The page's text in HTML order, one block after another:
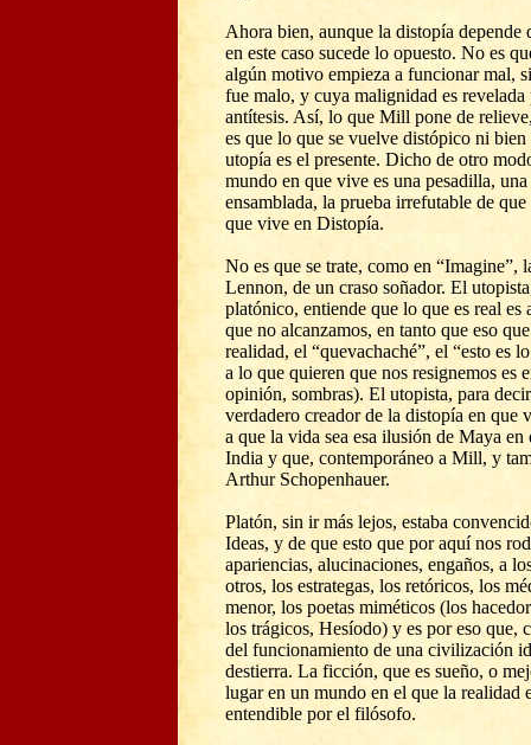
Ahora bien, aunque la distopía depende
en este caso sucede lo opuesto. No es
algún motivo empieza a funcionar mal,
fue malo, y cuya malignidad es
antítesis. Así, lo que Mill pone de
es que lo que se vuelve distópico ni bien
utopía es el presente. Dicho de otro
mundo en que vive es una pesadilla,
ensamblada, la prueba irrefutable de
que vive en Distopía.
No es que se trate, como en “Imagine”,
Lennon, de un craso soñador. El
platónico, entiende que lo que es real
que no alcanzamos, en tanto que eso
realidad, el “quevachaché”, el “esto es
a lo que quieren que nos resignemos
opinión, sombras). El utopista, para
verdadero creador de la distopía en que
a que la vida sea esa ilusión de Maya
India y que, contemporáneo a Mill, y
Arthur Schopenhauer.
Platón, sin ir más lejos, estaba
Ideas, y de que esto que por aquí nos
apariencias, alucinaciones, engaños, a
otros, los estrategas, los retóricos, los
menor, los poetas miméticos (los
los trágicos, Hesíodo) y es por eso que,
del funcionamiento de una civilización
destierra. La ficción, que es sueño, o
lugar en un mundo en el que la realidad
entendible por el filósofo.